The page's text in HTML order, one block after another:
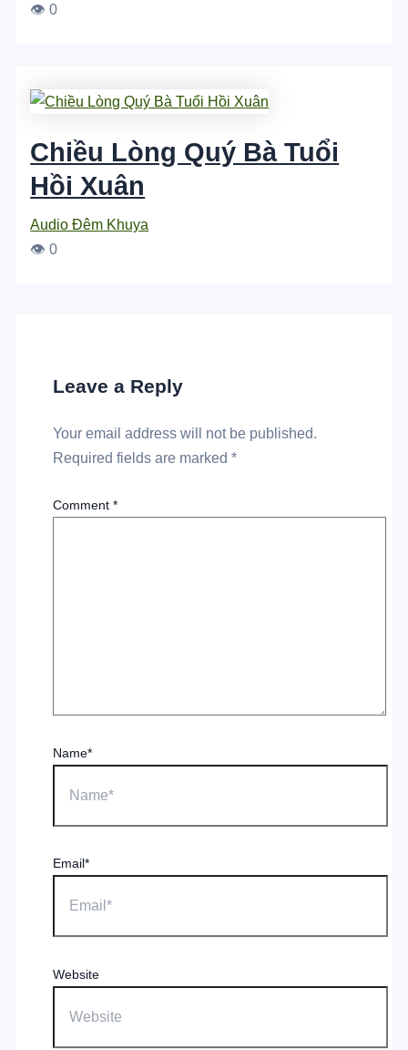
👁 0
Chiều Lòng Quý Bà Tuổi
Hồi Xuân
Audio Đêm Khuya
👁 0
Leave a Reply
Your email address will not be published.
Required fields are marked *
Comment *
Name*
Email*
Website